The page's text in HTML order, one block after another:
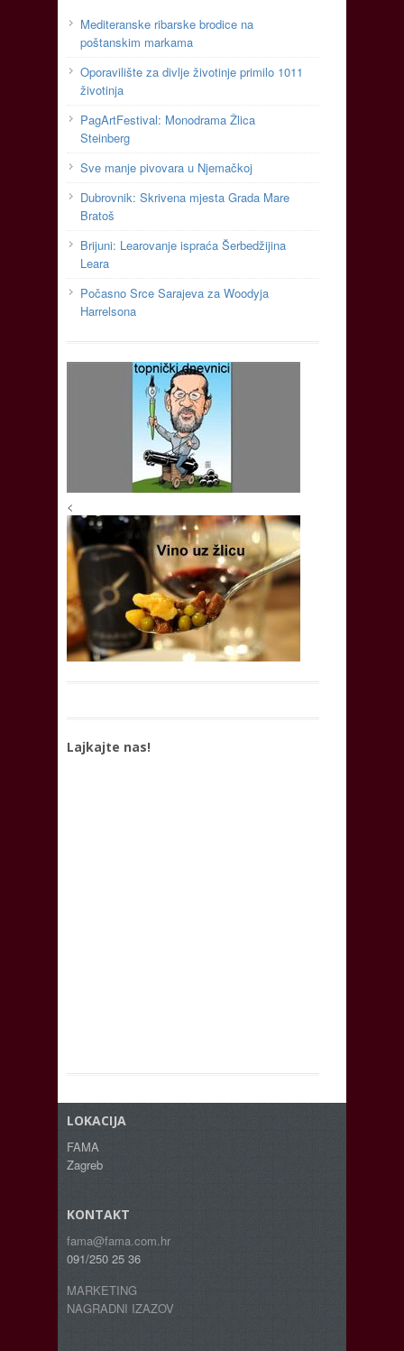
Mediteranske ribarske brodice na
poštanskim markama
Oporavilište za divlje životinje primilo 1011
životinja
PagArtFestival: Monodrama Žlica
Steinberg
Sve manje pivovara u Njemačkoj
Dubrovnik: Skrivena mjesta Grada Mare
Bratoš
Brijuni: Learovanje ispraća Šerbedžijina
Leara
Počasno Srce Sarajeva za Woodyja
Harrelsona
<
Lajkajte nas!
LOKACIJA
FAMA
Zagreb
KONTAKT
fama@fama.com.hr
091/250 25 36
MARKETING
NAGRADNI IZAZOV